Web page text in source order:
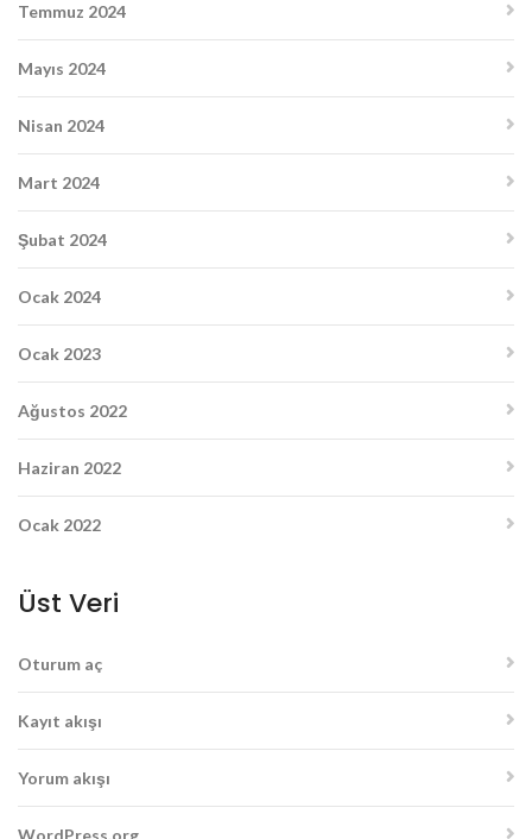
Temmuz 2024
Mayıs 2024
Nisan 2024
Mart 2024
Şubat 2024
Ocak 2024
Ocak 2023
Ağustos 2022
Haziran 2022
Ocak 2022
Üst Veri
Oturum aç
Kayıt akışı
Yorum akışı